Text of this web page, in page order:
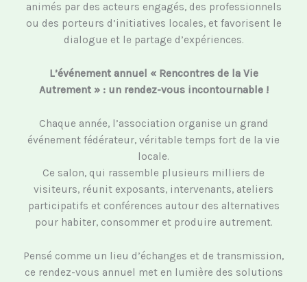
animés par des acteurs engagés, des professionnels
ou des porteurs d’initiatives locales, et favorisent le
dialogue et le partage d’expériences.
L’événement annuel « Rencontres de la Vie
Autrement » : un rendez-vous incontournable !
Chaque année, l’association organise un grand
événement fédérateur, véritable temps fort de la vie
locale.
Ce salon, qui rassemble plusieurs milliers de
visiteurs, réunit exposants, intervenants, ateliers
participatifs et conférences autour des alternatives
pour habiter, consommer et produire autrement.
Pensé comme un lieu d’échanges et de transmission,
ce rendez-vous annuel met en lumière des solutions